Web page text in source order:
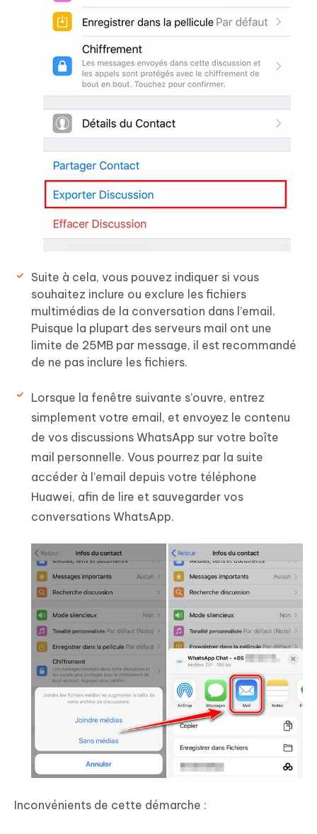
Suite à cela, vous pouvez indiquer si vous
souhaitez inclure ou exclure les fichiers
multimédias de la conversation dans l’email.
Puisque la plupart des serveurs mail ont une
limite de 25MB par message, il est recommandé
de ne pas inclure les fichiers.
Lorsque la fenêtre suivante s’ouvre, entrez
simplement votre email, et envoyez le contenu
de vos discussions WhatsApp sur votre boîte
mail personnelle. Vous pourrez par la suite
accéder à l’email depuis votre téléphone
Huawei, afin de lire et sauvegarder vos
conversations WhatsApp.
Inconvénients de cette démarche :